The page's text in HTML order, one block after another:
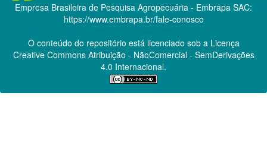
Empresa Brasileira de Pesquisa Agropecuária - Embrapa SAC:
https://www.embrapa.br/fale-conosco
O conteúdo do repositório está licenciado sob a Licença
Creative CommonsAtribuição - NãoComercial - SemDerivações
4.0 Internacional.